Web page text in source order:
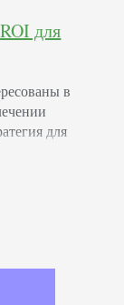
для
в
для
из
стратегию. У